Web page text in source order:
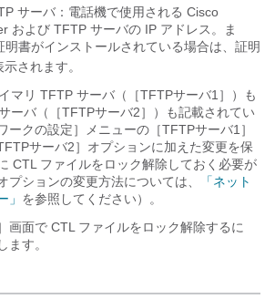
サーバ：電話機で使用される Cisco
および TFTP サーバの IP アドレス。ま
明書がインストールされている場合は、証明
示されます。
マリ TFTP サーバ（［TFTPサーバ1］）も
ーバ（［TFTPサーバ2］）も記載されてい
ークの設定］メニューの［TFTPサーバ1］
サーバ2］オプションに加えた変更を保
CTL ファイルをロック解除しておく必要が
プションの変更方法については、
「ネット
」 を参照してください）。
画面で CTL ファイルをロック解除するに
ます。